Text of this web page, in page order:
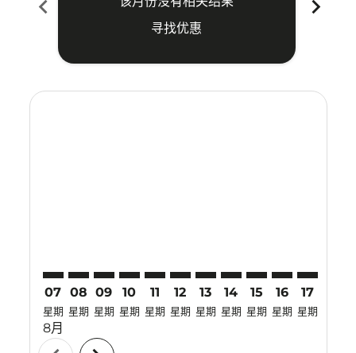
chevron_left
寻找优惠
chevron_right
07
星期
8月
08
星期
09
星期
10
星期
11
星期
12
星期
13
星期
14
星期
15
星期
16
星期
17
星期